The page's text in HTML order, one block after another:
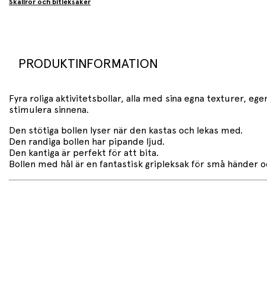
Skallror och bitleksaker
PRODUKTINFORMATION
Fyra roliga aktivitetsbollar, alla med sina egna texturer,
stimulera sinnena.
Den stötiga bollen lyser när den kastas och lekas med.
Den randiga bollen har pipande ljud.
Den kantiga är perfekt för att bita.
Bollen med hål är en fantastisk gripleksak för små händer